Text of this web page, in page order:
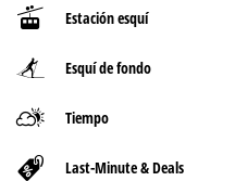
Estación esquí
Esquí de fondo
Tiempo
Last-Minute & Deals